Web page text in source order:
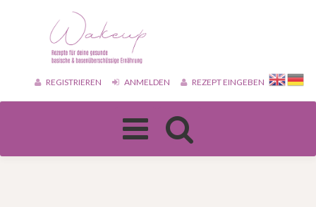
REGISTRIEREN ANMELDEN REZEPT EINGEBEN
Toggle
navigation